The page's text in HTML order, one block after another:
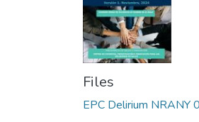
Files
EPC Delirium NRANY